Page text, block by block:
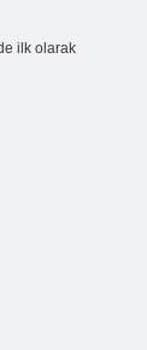
ilk olarak